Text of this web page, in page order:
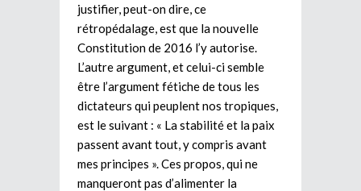
justifier, peut-on dire, ce
rétropédalage, est que la nouvelle
Constitution de 2016 l’y autorise.
L’autre argument, et celui-ci semble
être l’argument fétiche de tous les
dictateurs qui peuplent nos tropiques,
est le suivant : « La stabilité et la paix
passent avant tout, y compris avant
mes principes ». Ces propos, qui ne
manqueront pas d’alimenter la